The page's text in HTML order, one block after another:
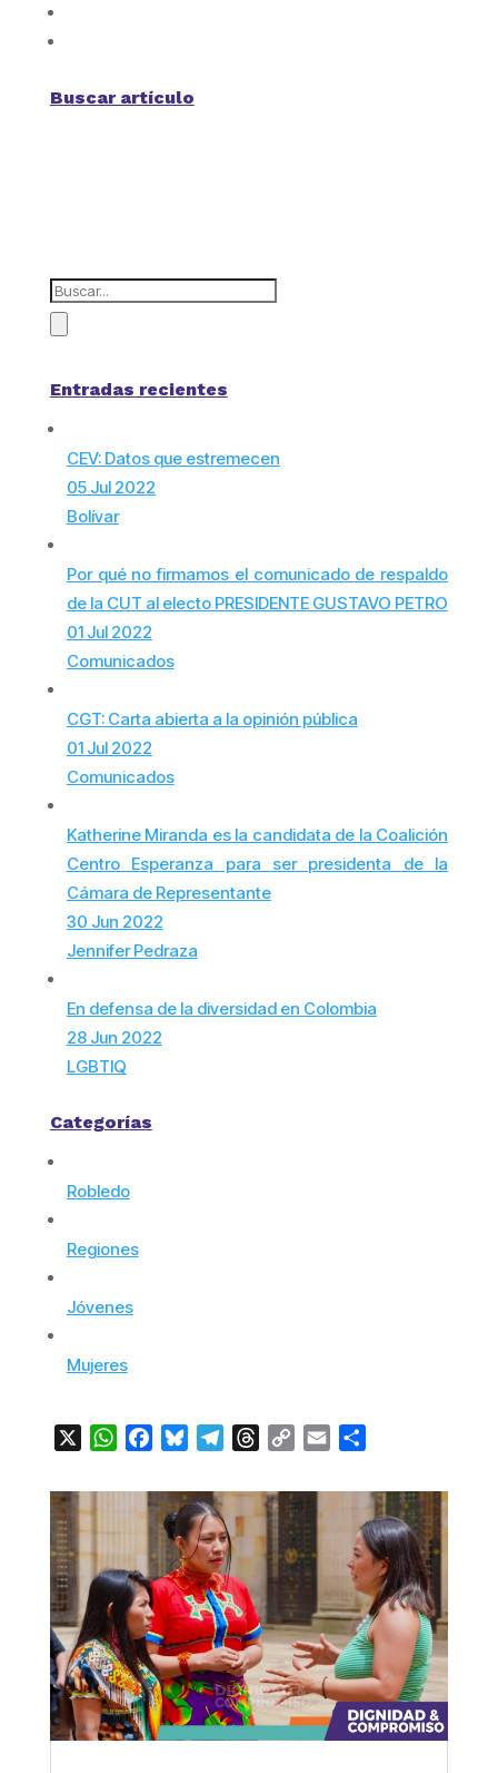
Buscar artículo
Entradas recientes
CEV: Datos que estremecen
05 Jul 2022
Bolívar
Por qué no firmamos el comunicado de respaldo
de la CUT al electo PRESIDENTE GUSTAVO PETRO
01 Jul 2022
Comunicados
CGT: Carta abierta a la opinión pública
01 Jul 2022
Comunicados
Katherine Miranda es la candidata de la Coalición
Centro Esperanza para ser presidenta de la
Cámara de Representante
30 Jun 2022
Jennifer Pedraza
En defensa de la diversidad en Colombia
28 Jun 2022
LGBTIQ
Categorías
Robledo
Regiones
Jóvenes
Mujeres
WhatsApp
FacebookBlueskyTelegramThreads
Copy Email